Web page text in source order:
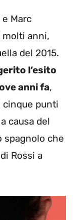
Marc
molti anni,
del 2015.
l’esito
anni fa,
cinque punti
causa del
spagnolo che
Rossi a